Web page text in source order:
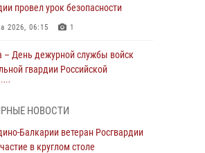
провел урок безопасности
2026, 06:15 1
– День дежурной службы войск
гвардии Российской
вспоминают российских
в Первой мировой войне
НОВОСТИ
Балкарии ветеран Росгвардии
в круглом столе